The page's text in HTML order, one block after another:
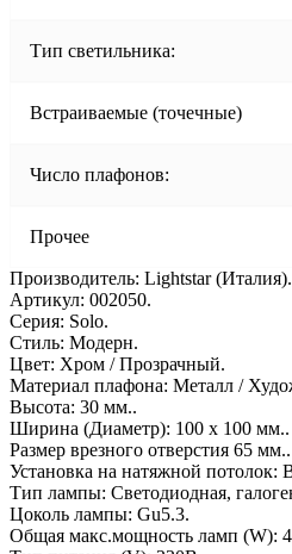
Тип светильника:
Встраиваемые (точечные)
Число плафонов:
Прочее
Производитель: Lightstar (Италия).
Артикул: 002050.
Серия: Solo.
Стиль: Модерн.
Цвет: Хром / Прозрачный.
Материал плафона: Металл /
Высота: 30 мм..
Ширина (Диаметр): 100 х 100 мм..
Размер врезного отверстия 65 мм..
Установка на натяжной потолок:
Тип лампы: Светодиодная,
Цоколь лампы: Gu5.3.
Общая макс.мощность ламп (W):